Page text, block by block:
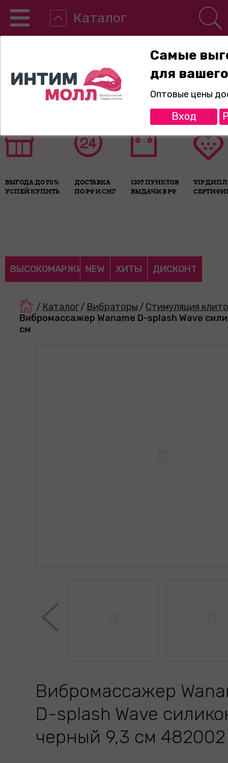
Каталог
8-800-775-89-65
ВЫГОДА ДО 70%
УСПЕЙ КУПИТЬ
ДОСТАВКА
ПО РФ И СНГ
1307 ПУНКТОВ
ВЫДАЧИ В РФ
VIP
ВЫСОКОМАРЖИНАЛЬНЫЕ
NEW ХИТЫ ДИСКОНТ
/ Каталог/ Вибраторы / Стимуляция
Вибромассажер Waname D-splash Wave
см
Вибромассажер
D-splash Wave
черный 9,3 см 482002
Самые
для
Оптовые цены
Вход